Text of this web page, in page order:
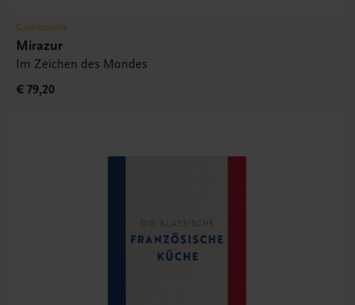
Gastronomie
Mirazur
Im Zeichen des Mondes
€ 79,20